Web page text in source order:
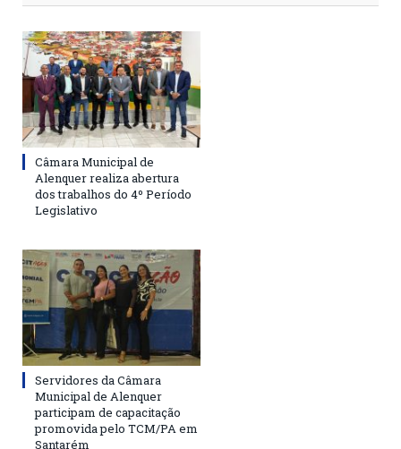
Câmara Municipal de
Alenquer realiza abertura
dos trabalhos do 4º Período
Legislativo
Servidores da Câmara
Municipal de Alenquer
participam de capacitação
promovida pelo TCM/PA em
Santarém